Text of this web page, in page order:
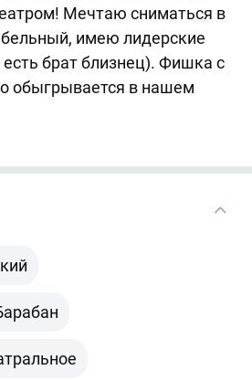
Мечтаю сниматься в
имею лидерские
брат близнец). Фишка с
обыгрывается в нашем